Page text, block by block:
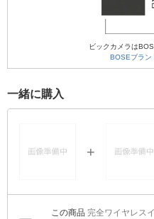
ビックカメラは
BOSEブラン
一緒に購入
完全ワイヤレス